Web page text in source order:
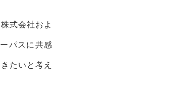
式会社およ
パスに共感
たいと考え